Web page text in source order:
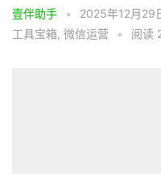
壹伴助手 • 2025年12月29
工具宝箱, 微信运营 • 阅读